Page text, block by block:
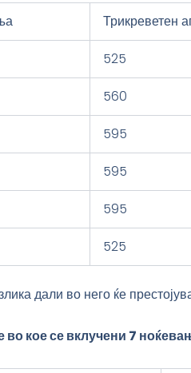
Трикреветен
525
560
595
595
595
525
дали во него ќе
во кое се вклучени 7